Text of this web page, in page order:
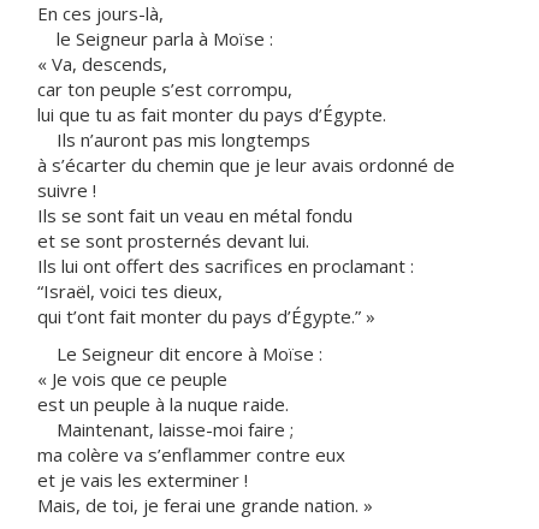
En ces jours-là,
le Seigneur parla à Moïse :
« Va, descends,
car ton peuple s’est corrompu,
lui que tu as fait monter du pays d’Égypte.
Ils n’auront pas mis longtemps
à s’écarter du chemin que je leur avais ordonné de
suivre !
Ils se sont fait un veau en métal fondu
et se sont prosternés devant lui.
Ils lui ont offert des sacrifices en proclamant :
“Israël, voici tes dieux,
qui t’ont fait monter du pays d’Égypte.” »
Le Seigneur dit encore à Moïse :
« Je vois que ce peuple
est un peuple à la nuque raide.
Maintenant, laisse-moi faire ;
ma colère va s’enflammer contre eux
et je vais les exterminer !
Mais, de toi, je ferai une grande nation. »